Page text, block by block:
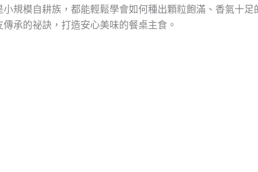
規模自耕族，都能輕鬆學會如何種出顆粒飽滿、香氣十足
承的祕訣，打造安心美味的餐桌主食。